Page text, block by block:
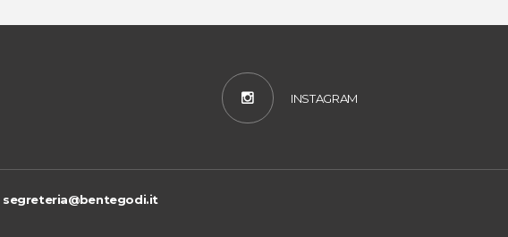
INSTAGRAM
segreteria@bentegodi.it